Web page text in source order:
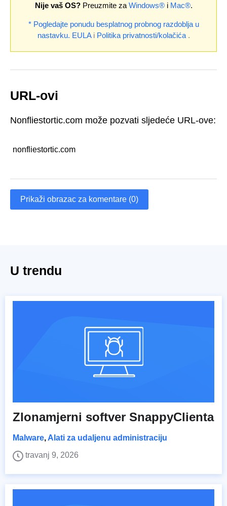
Nije vaš OS?Preuzmite za Windows®i Mac®.
* Pogledajte ponudu besplatnog probnog razdoblja u
nastavku. EULAi Politika privatnosti/kolačića.
URL-ovi
Nonfliestortic.com može pozvati sljedeće URL-ove:
nonfliestortic.com
Prikaži obrazac za komentare (0)
U trendu
Zlonamjerni softver SnappyClienta
Malware, Alati za udaljenu administraciju
travanj 9, 2026